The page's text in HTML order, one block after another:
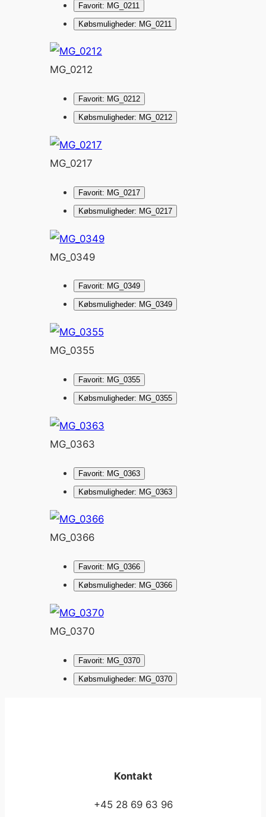
Favorit: MG_0211
Købsmuligheder: MG_0211
MG_0212
Favorit: MG_0212
Købsmuligheder: MG_0212
MG_0217
Favorit: MG_0217
Købsmuligheder: MG_0217
MG_0349
Favorit: MG_0349
Købsmuligheder: MG_0349
MG_0355
Favorit: MG_0355
Købsmuligheder: MG_0355
MG_0363
Favorit: MG_0363
Købsmuligheder: MG_0363
MG_0366
Favorit: MG_0366
Købsmuligheder: MG_0366
MG_0370
Favorit: MG_0370
Købsmuligheder: MG_0370
Kontakt
+45 28 69 63 96